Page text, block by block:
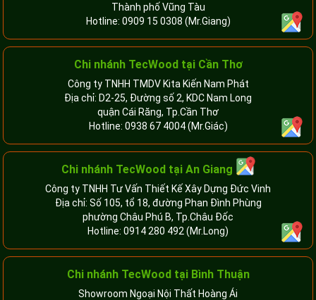
Thành phố Vũng Tàu
Hotline: 0909 15 0308 (Mr.Giang)
Chi nhánh TecWood tại Cần Thơ
Công ty TNHH TMDV Kita Kiến Nam Phát
Địa chỉ: D2-25, Đường số 2, KDC Nam Long
quận Cái Răng, Tp.Cần Thơ
Hotline: 0938 67 4004(Mr.Giác)
Chi nhánh TecWood tại An Giang
Công ty TNHH Tư Vấn Thiết Kế Xây Dựng Đức Vinh
Địa chỉ: Số 105, tổ 18, đường Phan Đình Phùng
phường Châu Phú B, Tp.Châu Đốc
Hotline: 0914 280 492 (Mr.Long)
Chi nhánh TecWood tại Bình Thuận
Showroom Ngoại Nội Thất Hoàng Ái